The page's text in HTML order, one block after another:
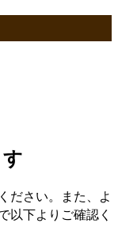
ださい。また、よ
以下よりご確認く